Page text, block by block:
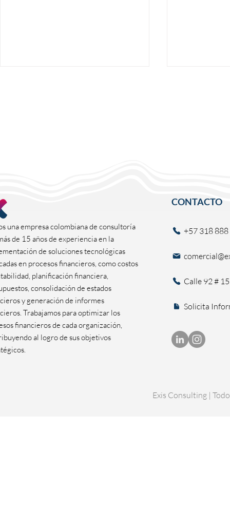
CONTACTO
una empresa colombiana de consultoría
de 15 años de experiencia en la
de soluciones tecnológicas
en procesos financieros, como costos
planificación financiera,
consolidación de estados
y generación de informes
Trabajamos para optimizar los
financieros de cada organización,
al logro de sus objetivos
+57 318
Calle 92 #
Solicita
Exis Consulting |